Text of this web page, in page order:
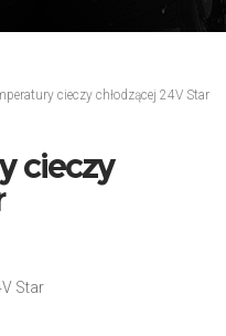
cieczy chłodzącej 24V Star
cieczy
Star